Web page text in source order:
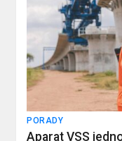
PORADY
Aparat VSS